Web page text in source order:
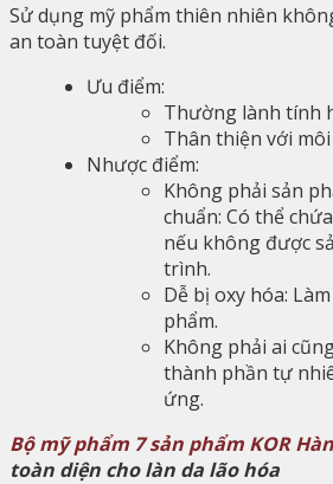
Sử dụng mỹ phẩm thiên nhiên
an toàn tuyệt đối.
Ưu điểm:
Thường lành tính
Thân thiện với
Nhược điểm:
Không phải sản
chuẩn: Có thể
nếu không được
trình.
Dễ bị oxy hóa:
phẩm.
Không phải ai
thành phần tự
ứng.
Bộ mỹ phẩm 7 sản phẩm KOR
toàn diện cho làn da lão hóa